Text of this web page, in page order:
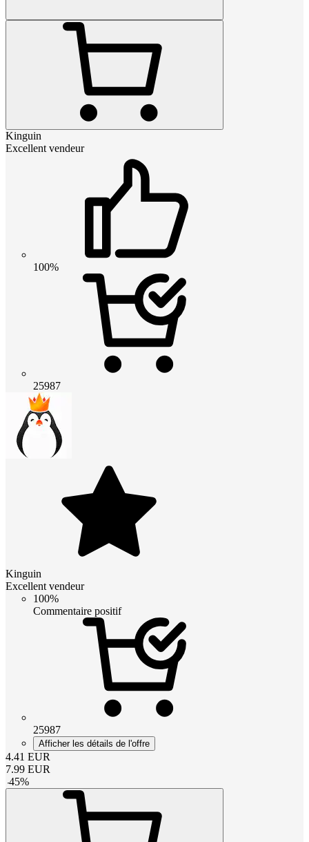
Kinguin
Excellent vendeur
100%
25987
Kinguin
Excellent vendeur
100%
Commentaire positif
25987
Afficher les détails de l'offre
4.41 EUR
7.99 EUR
-45%